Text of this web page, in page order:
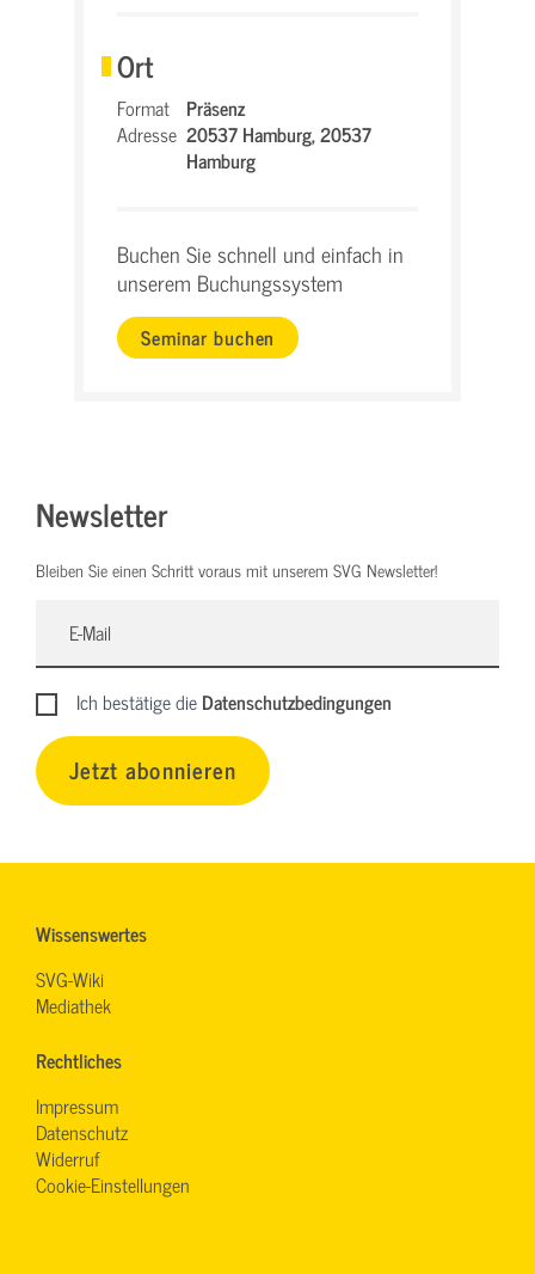
Ort
Format Präsenz
Adresse 20537 Hamburg,20537
Hamburg
Buchen Sie schnell und einfach in
unserem Buchungssystem
Seminar buchen
Newsletter
Bleiben Sie einen Schritt voraus mit unserem SVG Newsletter!
Ich bestätige dieDatenschutzbedingungen
Jetzt abonnieren
Wissenswertes
SVG-Wiki
Mediathek
Rechtliches
Impressum
Datenschutz
Widerruf
Cookie-Einstellungen